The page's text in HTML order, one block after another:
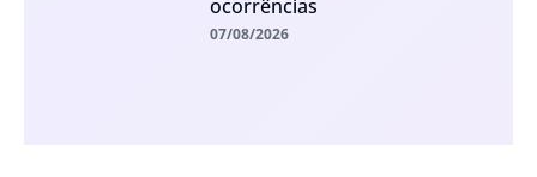
ocorrências
07/08/2026